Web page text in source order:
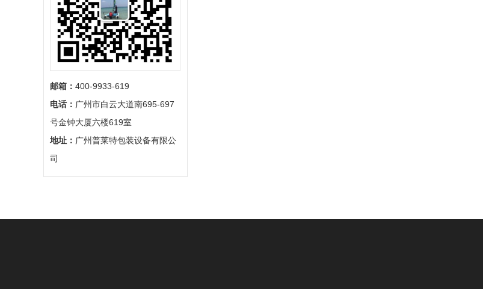
邮箱： 400-9933-619
电话： 广州市白云大道南695-697
号金钟大厦六楼619室
地址： 广州普莱特包装设备有限公
司